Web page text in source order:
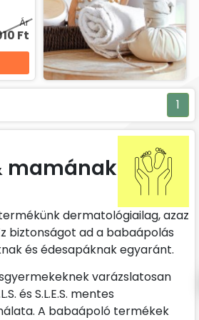
Ár
Ft
1
mamának
dermatológiailag, azaz
biztonságot ad a babaápolás
és édesapáknak egyaránt.
varázslatosan
és S.L.E.S. mentes
A babaápoló termékek